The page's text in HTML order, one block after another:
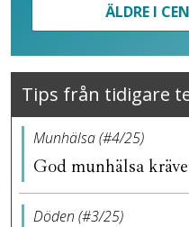
ÄLDRE I
Tips från tidigare
Munhälsa (#4/25)
God munhälsa
Döden (#3/25)